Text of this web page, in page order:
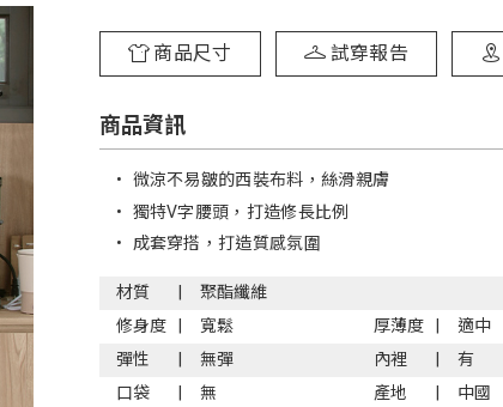
商品尺寸 試穿報告
商品資訊
• 微涼不易皺的西裝布料，絲滑親膚
• 獨特V字腰頭，打造修長比例
• 成套穿搭，打造質感氛圍
材質
聚酯纖維
修身度
寬鬆 厚薄度
適中
彈性
無彈 內裡
有
口袋
無 產地 中國